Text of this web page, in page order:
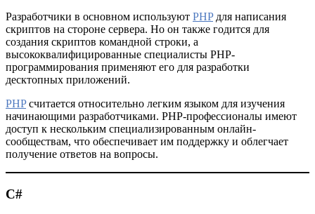
Разработчики в основном используют PHPдля написания
скриптов на стороне сервера. Но он также годится для
создания скриптов командной строки, а
высококвалифицированные специалисты PHP-
программирования применяют его для разработки
десктопных приложений.
PHPсчитается относительно легким языком для изучения
начинающими разработчиками. PHP-профессионалы имеют
доступ к нескольким специализированным онлайн-
сообществам, что обеспечивает им поддержку и облегчает
получение ответов на вопросы.
C#